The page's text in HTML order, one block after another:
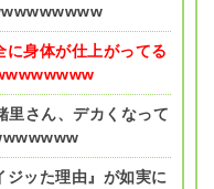
に身体が仕上がってる
里さん、デカくなって
ジッた理由』が如実に